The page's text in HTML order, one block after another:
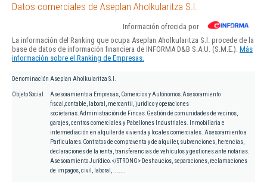
Datos comerciales de Aseplan Aholkularitza S.l.
Información ofrecida por
La información del Ranking que ocupa Aseplan Aholkularitza S.l. procede de la
base de datos de información financiera de INFORMA D&B S.A.U. (S.M.E.). Más
información sobre el Ranking de Empresas.
Denominación Aseplan Aholkularitza S.l.
Objeto Social
Asesoramiento a Empresas, Comercios y Autónomos.Asesoramiento
fiscal,contable, laboral, mercantil, jurídico y operaciones
societarias.Administración de Fincas.Gestión de comunidades de vecinos,
garajes, centros comerciales y Pabellones Industriales. Inmobiliaria e
intermediación en alquiler de vivienda y locales comerciales. Asesoramiento a
Particulares.Contratos de compraventa y de alquiler, subvenciones, herencias,
declaraciones de la renta, transferencias de vehículos y gestiones ante notarias.
Asesoramiento Jurídico.</STRONG> Deshaucios, separaciones, reclamaciones
de impagos, civil, laboral, .......